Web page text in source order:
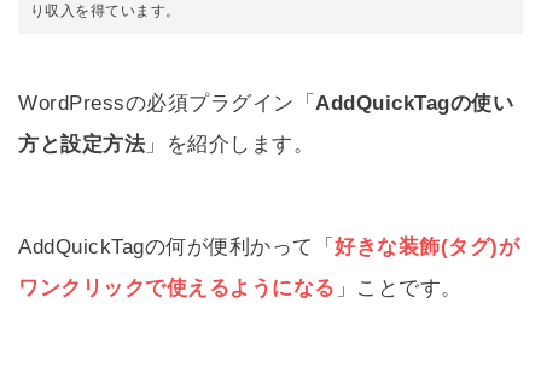
り収入を得ています。
WordPressの必須プラグイン「 AddQuickTagの使い
方と設定方法 」を紹介します。
AddQuickTagの何が便利かって「 好きな装飾(タグ)が
ワンクリックで使えるようになる 」ことです。